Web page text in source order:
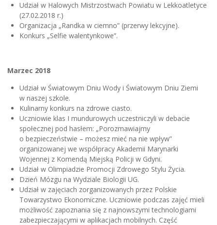
Udział w Halowych Mistrzostwach Powiatu w Lekkoatletyce
(27.02.2018 r.)
Organizacja „Randka w ciemno” (przerwy lekcyjne).
Konkurs „Selfie walentynkowe”.
Marzec 2018
Udział w Światowym Dniu Wody i Światowym Dniu Ziemi
w naszej szkole.
Kulinarny konkurs na zdrowe ciasto.
Uczniowie klas I mundurowych uczestniczyli w debacie
społecznej pod hasłem: „Porozmawiajmy
o bezpieczeństwie – możesz mieć na nie wpływ”
organizowanej we współpracy Akademii Marynarki
Wojennej z Komendą Miejską Policji w Gdyni.
Udział w Olimpiadzie Promocji Zdrowego Stylu Życia.
Dzień Mózgu na Wydziale Biologii UG.
Udział w zajęciach zorganizowanych przez Polskie
Towarzystwo Ekonomiczne. Uczniowie podczas zajęć mieli
możliwość zapoznania się z najnowszymi technologiami
zabezpieczającymi w aplikacjach mobilnych. Część